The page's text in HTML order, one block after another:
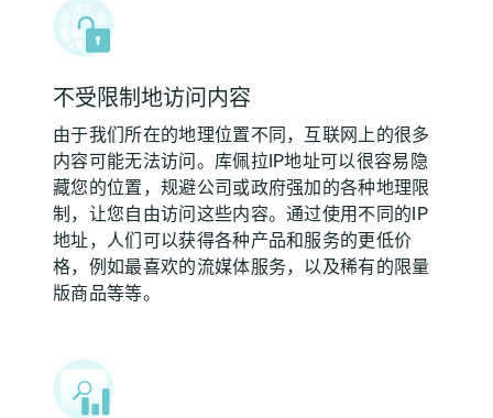
不受限制地访问内容
由于我们所在的地理位置不同，互联网上的很多
内容可能无法访问。库佩拉IP地址可以很容易隐
藏您的位置，规避公司或政府强加的各种地理限
制，让您自由访问这些内容。通过使用不同的IP
地址，人们可以获得各种产品和服务的更低价
格，例如最喜欢的流媒体服务，以及稀有的限量
版商品等等。